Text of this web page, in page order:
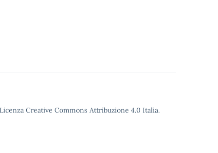
Creative Commons Attribuzione 4.0 Italia.